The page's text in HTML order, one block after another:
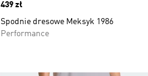
Price
439 zł
Spodnie dresowe Meksyk 1986
Performance